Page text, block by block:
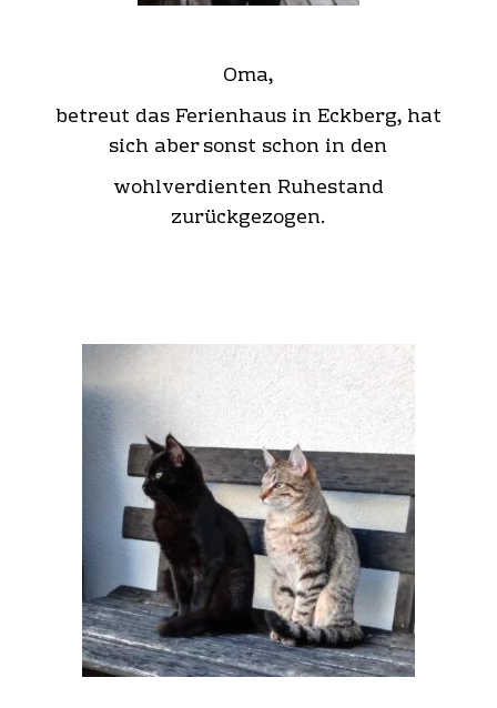
Oma,
betreut das Ferienhaus in Eckberg, hat
sich aber sonst schon in den
wohlverdienten Ruhestand
zurückgezogen.